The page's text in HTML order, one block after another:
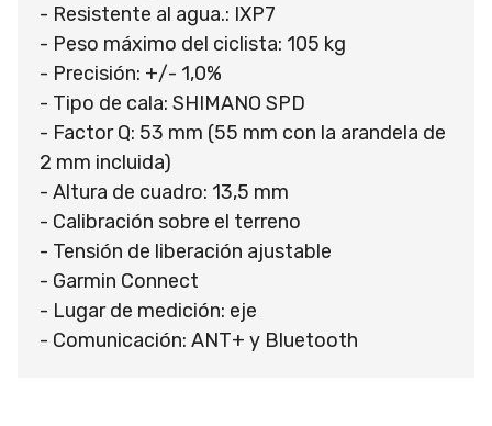
- Resistente al agua.: IXP7
- Peso máximo del ciclista: 105 kg
- Precisión: +/- 1,0%
- Tipo de cala: SHIMANO SPD
- Factor Q: 53 mm (55 mm con la arandela de
2 mm incluida)
- Altura de cuadro: 13,5 mm
- Calibración sobre el terreno
- Tensión de liberación ajustable
- Garmin Connect
- Lugar de medición: eje
- Comunicación: ANT+ y Bluetooth